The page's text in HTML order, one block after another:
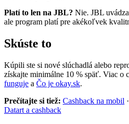
Platí to len na JBL? Nie. JBL
ale program platí pre akékoľvek
Skúste to
Kúpili ste si nové slúchadlá alebo
získajte minimálne 10 % späť. Viac o
funguje a Čo je okay.sk.
Prečítajte si tiež: Cashback na mobil ·
Datart a cashback